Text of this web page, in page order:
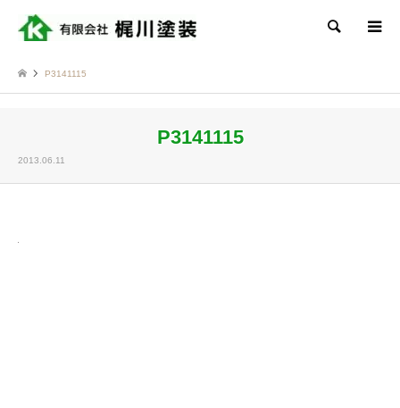
検索
P3141115
P3141115
2013.06.11